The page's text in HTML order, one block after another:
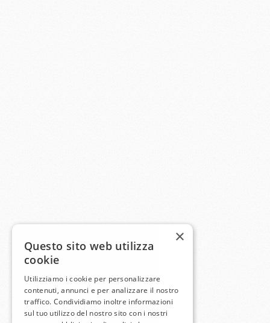
×
Questo sito web utilizza
cookie
Utilizziamo i cookie per personalizzare
contenuti, annunci e per analizzare il nostro
traffico. Condividiamo inoltre informazioni
sul tuo utilizzo del nostro sito con i nostri